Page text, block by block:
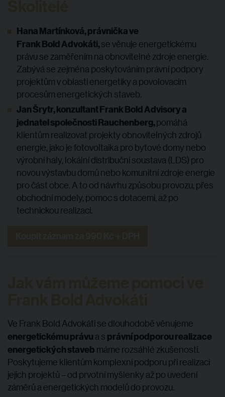
Hana Martínková, právnička ve
Frank Bold Advokáti,se věnuje energetickému
právu se zaměřením na obnovitelné zdroje energie.
Zabývá se zejména poskytováním právní podpory
projektům v oblasti energetiky a povolovacím
procesům energetických staveb.
Jan Šrytr, konzultant Frank Bold Advisory a
jednatel společnosti Rauchenberg,pomáhá
klientům realizovat projekty obnovitelných zdrojů
energie, jako je fotovoltaika pro bytové domy nebo
výrobní haly, lokální distribuční soustava (LDS) pro
novou výstavbu domů nebo komunitní zdroje energie
pro část obce. A to od návrhu způsobu provozu, přes
obchodní modely, pomoc s dotacemi, až po
technickou realizaci.
Ve Frank Bold Advokáti se dlouhodobě věnujeme
energetickému právu a s právní podporou realizace
energetických staveb máme rozsáhlé zkušenosti.
Poskytujeme klientům komplexní podporu při realizaci
jejich projektů – od prvotní myšlenky až po uvedení
záměrů a energetických modelů do provozu.